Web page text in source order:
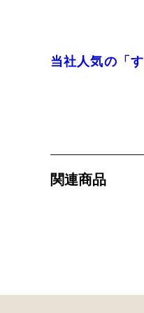
当社人気の「
関連商品